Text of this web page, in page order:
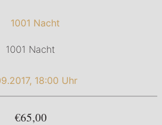
1001 Nacht
18:00 Uhr
€65,00